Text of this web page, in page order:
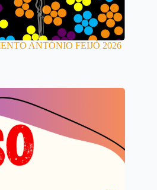
ANTÓNIO FEIJÓ 2026